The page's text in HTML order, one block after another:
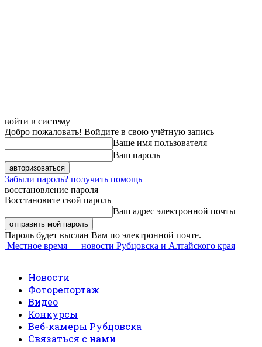
войти в систему
Добро пожаловать! Войдите в свою учётную запись
Ваше имя пользователя
Ваш пароль
Забыли пароль? получить помощь
восстановление пароля
Восстановите свой пароль
Ваш адрес электронной почты
Пароль будет выслан Вам по электронной почте.
Местное время — новости Рубцовска и Алтайского края
Новости
Фоторепортаж
Видео
Конкурсы
Веб-камеры Рубцовска
Связаться с нами